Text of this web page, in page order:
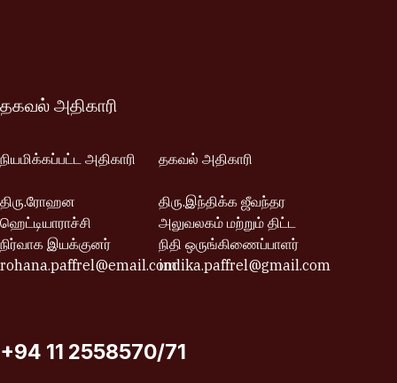
தகவல் அதிகாரி
நியமிக்கப்பட்ட அதிகாரி
திரு.ரோஹன
ஹெட்டியாராச்சி
நிர்வாக இயக்குனர்
rohana.paffrel@email.com
தகவல் அதிகாரி
திரு.இந்திக்க ஜீவந்தர
அலுவலகம் மற்றும் திட்ட
நிதி ஒருங்கிணைப்பாளர்
indika.paffrel@gmail.com
+94 11 2558570/71